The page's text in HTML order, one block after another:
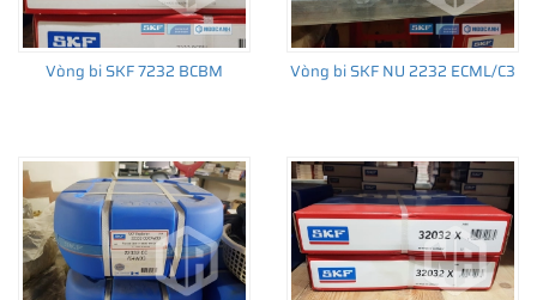
THÔNG TIN HỮU ÍCH
•Vòng bi SKF chính hãng, Những lưu ý cơ bản trước khi mua hàng
•Xuất xứ vòng bi SKF chính hãng ở đâu?
•Chất lượng vòng bi SKF chính hãng
Vòng bi SKF 7232 BCBM Vòng bi SKF NU 2232 ECML/C3